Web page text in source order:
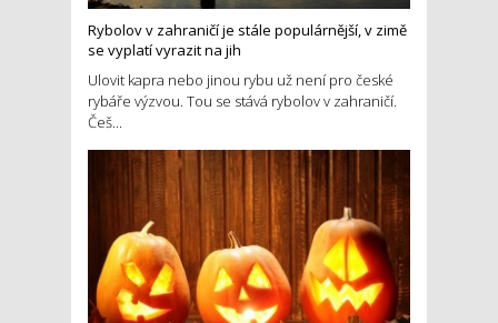
Rybolov v zahraničí je stále populárnější, v zimě
se vyplatí vyrazit na jih
Ulovit kapra nebo jinou rybu už není pro české
rybáře výzvou. Tou se stává rybolov v zahraničí.
Češ...